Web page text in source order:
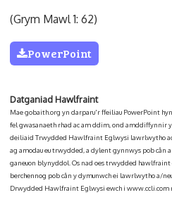
(Grym Mawl 1: 62)
PowerPoint
Datganiad Hawlfraint
Mae gobaith.org yn darparu'r ffeiliau PowerPoint
fel gwasanaeth rhad ac am ddim, ond amddiffynnir
deiliaid Trwydded Hawlfraint Eglwysi lawrlwytho ac
ag amodau eu trwydded, a dylent gynnwys pob cân
ganeuon blynyddol. Os nad oes trwydded
berchennog pob cân y dymunwch ei lawrlwytho a/
Drwydded Hawlfraint Eglwysi ewch i www.ccli.com